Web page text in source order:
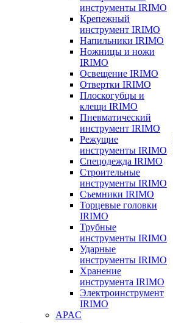
инструменты IRIMO
Крепежный
инструмент IRIMO
Напильники IRIMO
Ножницы и ножи
IRIMO
Освещение IRIMO
Отвертки IRIMO
Плоскогубцы и
клещи IRIMO
Пневматический
инструмент IRIMO
Режущие
инструменты IRIMO
Спецодежда IRIMO
Строительные
инструменты IRIMO
Съемники IRIMO
Торцевые головки
IRIMO
Трубные
инструменты IRIMO
Ударные
инструменты IRIMO
Хранение
инструмента IRIMO
Электроинструмент
IRIMO
APAC